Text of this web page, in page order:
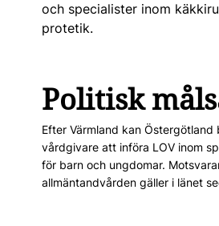
och specialister inom
protetik.
Politisk
Efter Värmland kan Östergötland
vårdgivare att införa LOV inom
för barn och ungdomar.
allmäntandvården gäller i länet